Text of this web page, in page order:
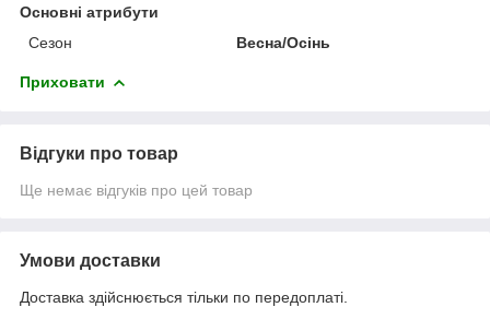
Основні атрибути
Сезон
Весна/Осінь
Приховати
Відгуки про товар
Ще немає відгуків про цей товар
Умови доставки
Доставка здійснюється тільки по передоплаті.